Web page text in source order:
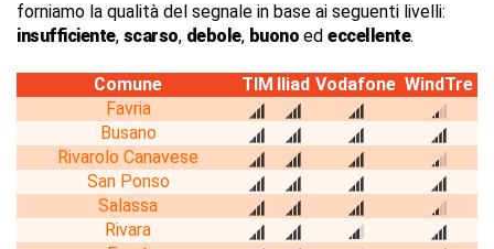
forniamo la qualità del segnale in base ai seguenti livelli:
insufficiente, scarso, debole, buono ed eccellente.
Comune TIM Iliad Vodafone WindTre
Favria
Busano
Rivarolo Canavese
San Ponso
Salassa
Rivara